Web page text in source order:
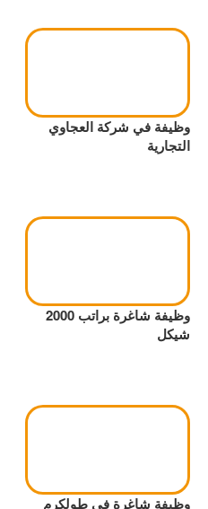
وظيفة في شركة العجاوي
التجارية
وظيفة شاغرة براتب 2000
شيكل
وظيفة شاغرة في طولكرم